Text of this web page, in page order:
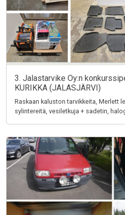
3. Jalastarvike Oy:n
KURIKKA (JALASJÄRVI)
Raskaan kaluston tarvikkeita, Merlett
sylintereitä, vesiletkuja + sadetin,